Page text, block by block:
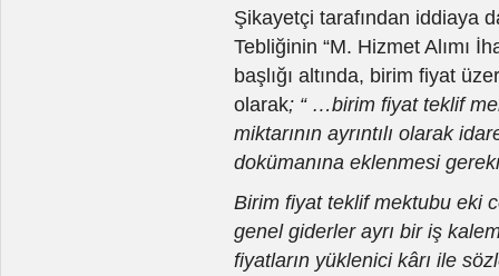
Şikayetçi tarafından iddiaya
Tebliğinin “M. Hizmet Alımı
başlığı altında, birim fiyat
olarak; “ …birim fiyat teklif
miktarının ayrıntılı olarak
dokümanına eklenmesi
Birim fiyat teklif mektubu eki
genel giderler ayrı bir iş
fiyatların yüklenici kârı ile